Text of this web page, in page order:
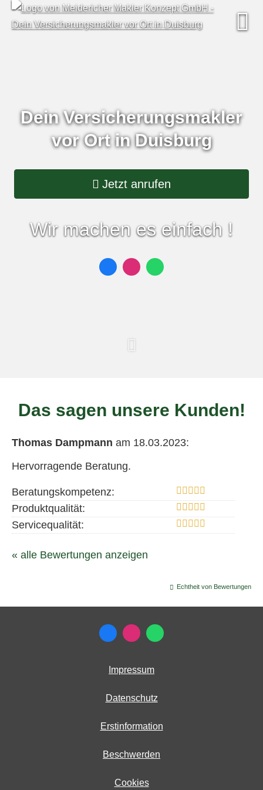
Dein Ver­sicherungs­makler
vor Ort in Duisburg
Jetzt anrufen
Wir machen es einfach !
Das sagen unsere Kunden!
Thomas Dampmann am 18.03.2023:
Hervorragende Beratung.
Beratungskompetenz:
Produktqualität:
Servicequalität:
« alle Bewertungen anzeigen
Echtheit von Bewertungen
Impressum
Datenschutz
Erstinformation
Beschwerden
Cookies